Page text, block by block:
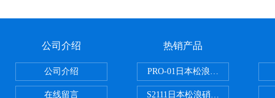
公司介绍
公司介绍
在线留言
热销产品
PRO-01日本松浪硝子玻璃制品载
S2111日本松浪硝子载玻片